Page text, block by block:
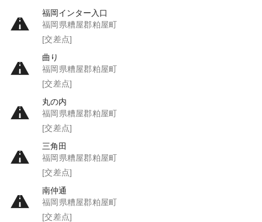
福岡インター入口
福岡県糟屋郡粕屋町
[交差点]
曲り
福岡県糟屋郡粕屋町
[交差点]
丸の内
福岡県糟屋郡粕屋町
[交差点]
三角田
福岡県糟屋郡粕屋町
[交差点]
南仲通
福岡県糟屋郡粕屋町
[交差点]